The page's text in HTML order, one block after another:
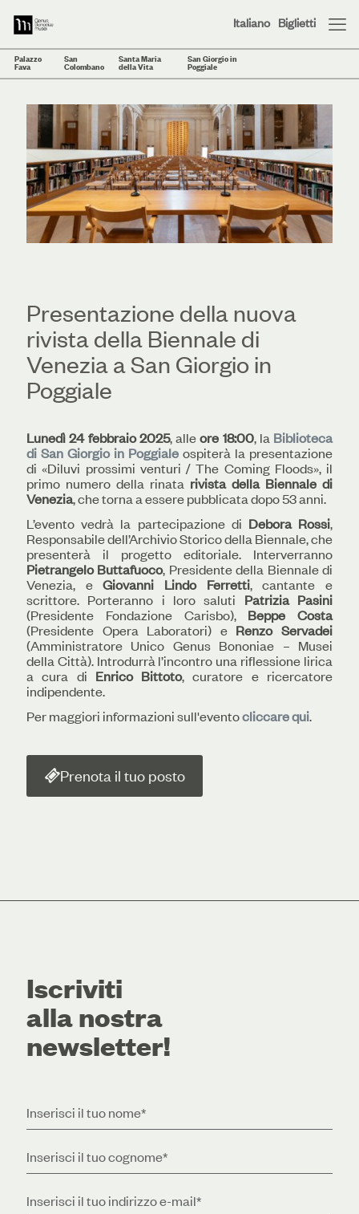
Palazzo
Fava
San
Colombano
Santa Maria
della Vita
San Giorgio in
Poggiale
Italiano Biglietti
Presentazione della nuova
rivista della Biennale di
Venezia a San Giorgio in
Poggiale
Lunedì 24 febbraio 2025, alleore 18:00, laBiblioteca
di San Giorgio in Poggiale ospiterà la presentazione
di «Diluvi prossimi venturi / The Coming Floods», il
primo numero della rinata rivista della Biennale di
Venezia, che torna a essere pubblicata dopo 53 anni.
L’evento vedrà la partecipazione di Debora Rossi,
Responsabile dell’Archivio Storico della Biennale, che
presenterà il progetto editoriale. Interverranno
Pietrangelo Buttafuoco, Presidente della Biennale di
Venezia, eGiovanni Lindo Ferretti, cantante e
scrittore. Porteranno i loro saluti Patrizia Pasini
(Presidente Fondazione Carisbo), Beppe Costa
(Presidente Opera Laboratori) e Renzo Servadei
(Amministratore Unico Genus Bononiae – Musei
della Città). Introdurrà l’incontro una riflessione lirica
a cura di Enrico Bittoto, curatore e ricercatore
indipendente.
Per maggiori informazioni sull'eventocliccare qui.
Prenota il tuo posto
Iscriviti
alla nostra
newsletter!